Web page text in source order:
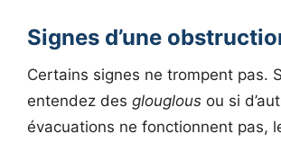
Signes d’une
Certains signes ne trompent pas.
entendez des glouglous ou si
évacuations ne fonctionnent pas,